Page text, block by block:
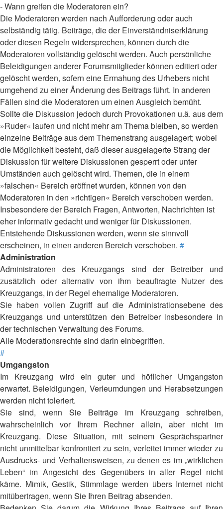
- Wann greifen die Moderatoren ein?
Die Moderatoren werden nach Aufforderung oder auch
selbständig tätig. Beiträge, die der Einverständniserklärung
oder diesen Regeln widersprechen, können durch die
Moderatoren vollständig gelöscht werden. Auch persönliche
Beleidigungen anderer Forumsmitglieder können editiert oder
gelöscht werden, sofern eine Ermahung des Urhebers nicht
umgehend zu einer Änderung des Beitrags führt. In anderen
Fällen sind die Moderatoren um einen Ausgleich bemüht.
Sollte die Diskussion jedoch durch Provokationen u.ä. aus dem
»Ruder« laufen und nicht mehr am Thema bleiben, so werden
einzelne Beiträge aus dem Themenstrang ausgelagert; wobei
die Möglichkeit besteht, daß dieser ausgelagerte Strang der
Diskussion für weitere Diskussionen gesperrt oder unter
Umständen auch gelöscht wird. Themen, die in einem
»falschen« Bereich eröffnet wurden, können von den
Moderatoren in den »richtigen« Bereich verschoben werden.
Insbesondere der Bereich Fragen, Antworten, Nachrichten ist
eher informativ gedacht und weniger für Diskussionen.
Entstehende Diskussionen werden, wenn sie sinnvoll
erscheinen, in einen anderen Bereich verschoben. #
Administration
Administratoren des Kreuzgangs sind der Betreiber und
zusätzlich oder alternativ von ihm beauftragte Nutzer des
Kreuzgangs, in der Regel ehemalige Moderatoren.
Sie haben vollen Zugriff auf die Administrationsebene des
Kreuzgangs und unterstützen den Betreiber insbesondere in
der technischen Verwaltung des Forums.
Alle Moderationsrechte sind darin einbegriffen.
#
Umgangston
Im Kreuzgang wird ein guter und höflicher Umgangston
erwartet. Beleidigungen, Verleumdungen und Herabsetzungen
werden nicht toleriert.
Sie sind, wenn Sie Beiträge im Kreuzgang schreiben,
wahrscheinlich vor Ihrem Rechner allein, aber nicht im
Kreuzgang. Diese Situation, mit seinem Gesprächspartner
nicht unmittelbar konfrontiert zu sein, verleitet immer wieder zu
Ausdrucks- und Verhaltensweisen, zu denen es im „wirklichen
Leben“ im Angesicht des Gegenübers in aller Regel nicht
käme. Mimik, Gestik, Stimmlage werden übers Internet nicht
mitübertragen, wenn Sie Ihren Beitrag absenden.